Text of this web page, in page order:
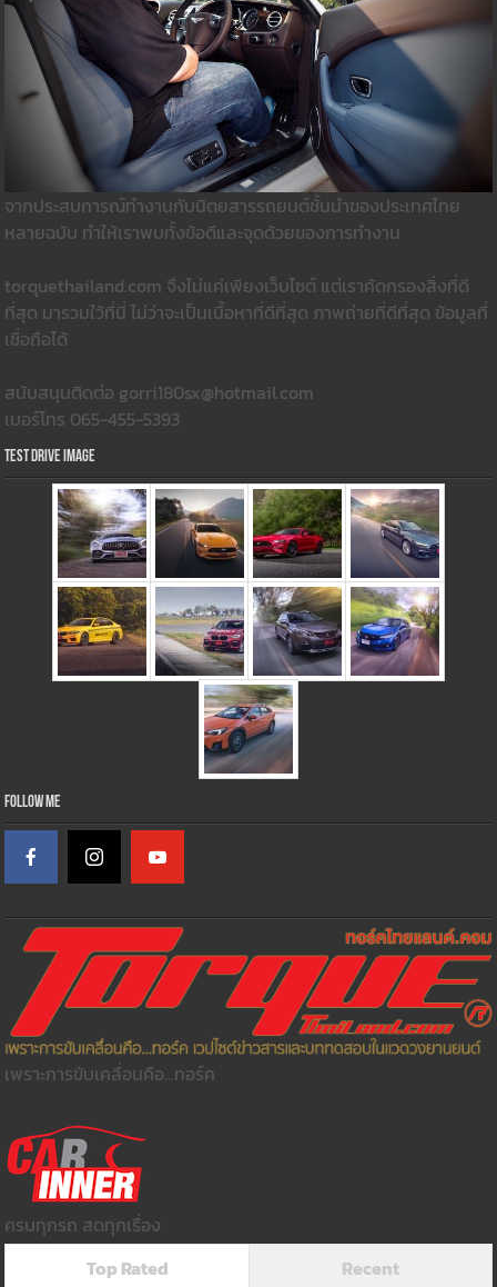
จากประสบการณ์ทำงานกับนิตยสารรถยนต์ชั้นนำของประเทศไทย
หลายฉบับ ทำให้เราพบทั้งข้อดีและจุดด้วยของการทำงาน
torquethailand.com จึงไม่แค่เพียงเว็บไซต์ แต่เราคัดกรองสิ่งที่ดี
ที่สุด มารวมใว้ที่นี่ ไม่ว่าจะเป็นเนื้อหาที่ดีที่สุด ภาพถ่ายที่ดีที่สุด ข้อมูลที่
เชื่อถือได้
สนับสนุนติดต่อ gorri180sx@hotmail.com
เบอร์โทร 065-455-5393
Test Drive Image
Follow Me
เพราะการขับเคลื่อนคือ...ทอร์ค
ครบทุกรถ สดทุกเรื่อง
Top Rated
Recent